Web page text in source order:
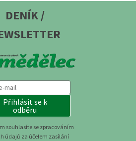
DENÍK /
Přihlásit se k
odběru
souhlasíte se zpracováním
údajů za účelem zasílání